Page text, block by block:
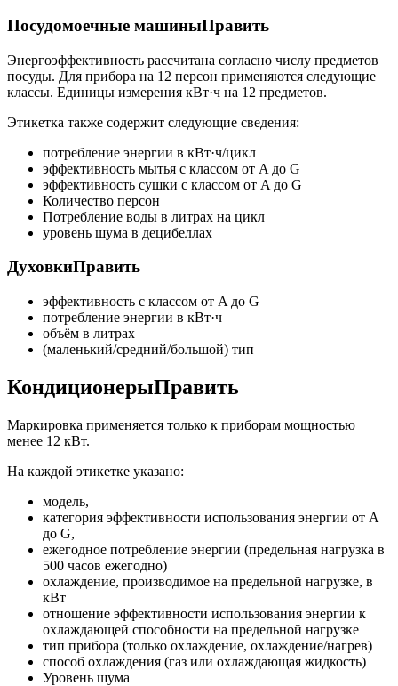
Посудомоечные машиныПравить
Энергоэффективность рассчитана согласно числу предметов
посуды. Для прибора на 12 персон применяются следующие
классы. Единицы измерения кВт·ч на 12 предметов.
Этикетка также содержит следующие сведения:
потребление энергии в кВт·ч/цикл
эффективность мытья с классом от A до G
эффективность сушки с классом от A до G
Количество персон
Потребление воды в литрах на цикл
уровень шума в децибеллах
ДуховкиПравить
эффективность с классом от A до G
потребление энергии в кВт·ч
объём в литрах
(маленький/средний/большой) тип
КондиционерыПравить
Маркировка применяется только к приборам мощностью
менее 12 кВт.
На каждой этикетке указано:
модель,
категория эффективности использования энергии от A
до G,
ежегодное потребление энергии (предельная нагрузка в
500 часов ежегодно)
охлаждение, производимое на предельной нагрузке, в
кВт
отношение эффективности использования энергии к
охлаждающей способности на предельной нагрузке
тип прибора (только охлаждение, охлаждение/нагрев)
способ охлаждения (газ или охлаждающая жидкость)
Уровень шума